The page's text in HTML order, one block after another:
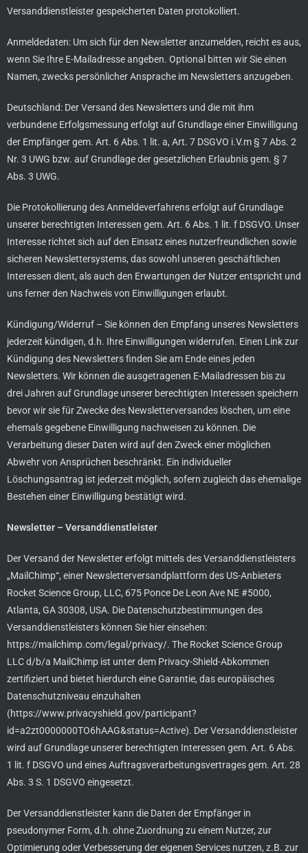
Versanddienstleister gespeicherten Daten protokolliert.
Anmeldedaten: Um sich für den Newsletter anzumelden, reicht es aus,
wenn Sie Ihre E-Mailadresse angeben. Optional bitten wir Sie einen
Namen, zwecks persönlicher Ansprache im Newsletters anzugeben.
Deutschland: Der Versand des Newsletters und die mit ihm
verbundene Erfolgsmessung erfolgt auf Grundlage einer Einwilligung
der Empfänger gem. Art. 6 Abs. 1 lit. a, Art. 7 DSGVO i.V.m § 7 Abs. 2
Nr. 3 UWG bzw. auf Grundlage der gesetzlichen Erlaubnis gem. § 7
Abs. 3 UWG.
Die Protokollierung des Anmeldeverfahrens erfolgt auf Grundlage
unserer berechtigten Interessen gem. Art. 6 Abs. 1 lit. f DSGVO. Unser
Interesse richtet sich auf den Einsatz eines nutzerfreundlichen sowie
sicheren Newslettersystems, das sowohl unseren geschäftlichen
Interessen dient, als auch den Erwartungen der Nutzer entspricht und
uns ferner den Nachweis von Einwilligungen erlaubt.
Kündigung/Widerruf – Sie können den Empfang unseres Newsletters
jederzeit kündigen, d.h. Ihre Einwilligungen widerrufen. Einen Link zur
Kündigung des Newsletters finden Sie am Ende eines jeden
Newsletters. Wir können die ausgetragenen E-Mailadressen bis zu
drei Jahren auf Grundlage unserer berechtigten Interessen speichern
bevor wir sie für Zwecke des Newsletterversandes löschen, um eine
ehemals gegebene Einwilligung nachweisen zu können. Die
Verarbeitung dieser Daten wird auf den Zweck einer möglichen
Abwehr von Ansprüchen beschränkt. Ein individueller
Löschungsantrag ist jederzeit möglich, sofern zugleich das ehemalige
Bestehen einer Einwilligung bestätigt wird.
Newsletter – Versanddienstleister
Der Versand der Newsletter erfolgt mittels des Versanddienstleisters
„MailChimp“, einer Newsletterversandplattform des US-Anbieters
Rocket Science Group, LLC, 675 Ponce De Leon Ave NE #5000,
Atlanta, GA 30308, USA. Die Datenschutzbestimmungen des
Versanddienstleisters können Sie hier einsehen:
https://mailchimp.com/legal/privacy/. The Rocket Science Group
LLC d/b/a MailChimp ist unter dem Privacy-Shield-Abkommen
zertifiziert und bietet hierdurch eine Garantie, das europäisches
Datenschutzniveau einzuhalten
(https://www.privacyshield.gov/participant?
id=a2zt0000000TO6hAAG&status=Active). Der Versanddienstleister
wird auf Grundlage unserer berechtigten Interessen gem. Art. 6 Abs.
1 lit. f DSGVO und eines Auftragsverarbeitungsvertrages gem. Art. 28
Abs. 3 S. 1 DSGVO eingesetzt.
Der Versanddienstleister kann die Daten der Empfänger in
pseudonymer Form, d.h. ohne Zuordnung zu einem Nutzer, zur
Optimierung oder Verbesserung der eigenen Services nutzen, z.B. zur